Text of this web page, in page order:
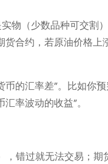
物（少数品种可交割
合约，若原油价格上
的汇率差”。比如你
率波动的收益”。
错过就无法交易；